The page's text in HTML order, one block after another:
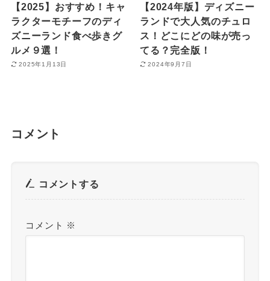
【2025】おすすめ！キャ
ラクターモチーフのディ
ズニーランド食べ歩きグ
ルメ９選！
2025年1月13日
【2024年版】ディズニー
ランドで大人気のチュロ
ス！どこにどの味が売っ
てる？完全版！
2024年9月7日
コメント
コメントする
コメント ※